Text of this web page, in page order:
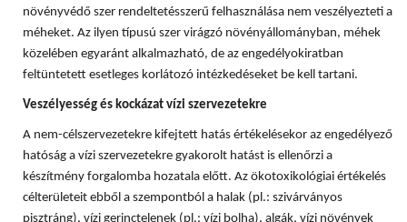
növényvédő szer rendeltetésszerű felhasználása nem veszélyezteti a
méheket. Az ilyen típusú szer virágzó növényállományban, méhek
közelében egyaránt alkalmazható, de az engedélyokiratban
feltüntetett esetleges korlátozó intézkedéseket be kell tartani.
Veszélyesség és kockázat vízi szervezetekre
A nem-célszervezetekre kifejtett hatás értékelésekor az engedélyező
hatóság a vízi szervezetekre gyakorolt hatást is ellenőrzi a
készítmény forgalomba hozatala előtt. Az ökotoxikológiai értékelés
célterületeit ebből a szempontból a halak (pl.: szivárványos
pisztráng), vízi gerinctelenek (pl.: vízi bolha), algák, vízi növények